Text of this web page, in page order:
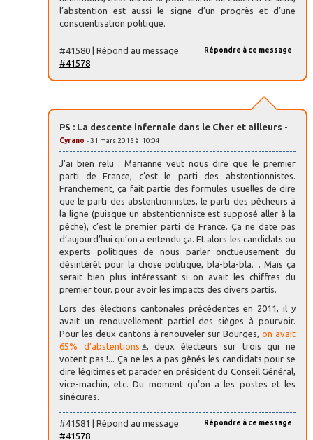
l’abstention est aussi le signe d’un progrès et d’une
conscientisation politique.
Répondre à ce message
#41580 | Répond au message
#41578
PS : La descente infernale dans le Cher et ailleurs -
Cyrano - 31 mars 2015 à 10:04
J’ai bien relu : Marianne veut nous dire que le premier
parti de France, c’est le parti des abstentionnistes.
Franchement, ça fait partie des formules usuelles de dire
que le parti des abstentionnistes, le parti des pêcheurs à
la ligne (puisque un abstentionniste est supposé aller à la
pêche), c’est le premier parti de France. Ça ne date pas
d’aujourd’hui qu’on a entendu ça. Et alors les candidats ou
experts politiques de nous parler onctueusement du
désintérêt pour la chose politique, bla-bla-bla… Mais ça
serait bien plus intéressant si on avait les chiffres du
premier tour. pour avoir les impacts des divers partis.
Lors des élections cantonales précédentes en 2011, il y
avait un renouvellement partiel des sièges à pourvoir.
Pour les deux cantons à renouveler sur Bourges,on avait
65% d’abstentions
, deux électeurs sur trois qui ne
votent pas !... Ça ne les a pas gênés les candidats pour se
dire légitimes et parader en président du Conseil Général,
vice-machin, etc. Du moment qu’on a les postes et les
sinécures.
Répondre à ce message
#41581 | Répond au message
#41578